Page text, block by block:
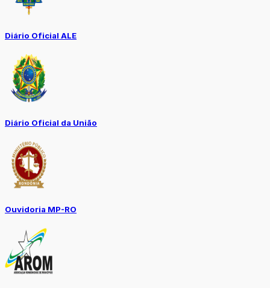
Diário Oficial ALE
Diário Oficial da União
Ouvidoria MP-RO